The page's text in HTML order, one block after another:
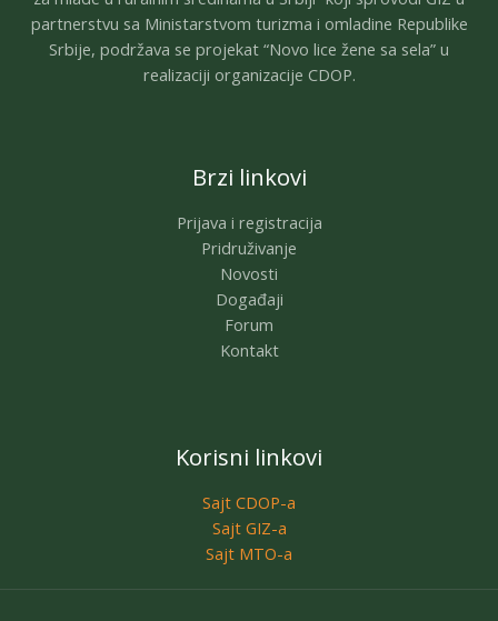
partnerstvu sa Ministarstvom turizma i omladine Republike
Srbije, podržava se projekat “Novo lice žene sa sela” u
realizaciji organizacije CDOP.
Brzi linkovi
Prijava i registracija
Pridruživanje
Novosti
Događaji
Forum
Kontakt
Korisni linkovi
Sajt CDOP-a
Sajt GIZ-a
Sajt MTO-a